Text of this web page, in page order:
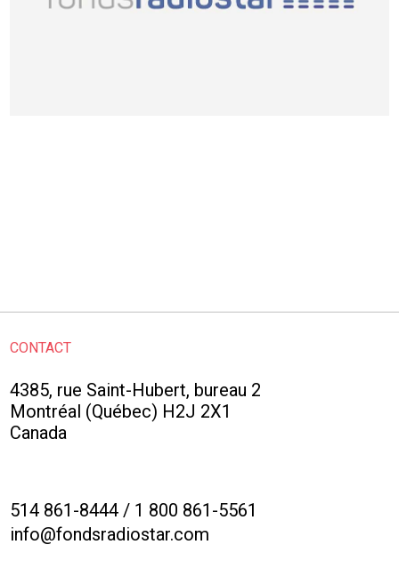
CONTACT
4385, rue Saint-Hubert, bureau 2
Montréal (Québec) H2J 2X1
Canada
514 861-8444 / 1 800 861-5561
info@fondsradiostar.com